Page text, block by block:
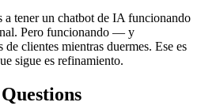
a tener un chatbot de IA funcionando
Pero funcionando — y
clientes mientras duermes. Ese es
sigue es refinamiento.